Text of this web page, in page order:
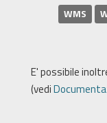
WMS
E' possibile
(vedi